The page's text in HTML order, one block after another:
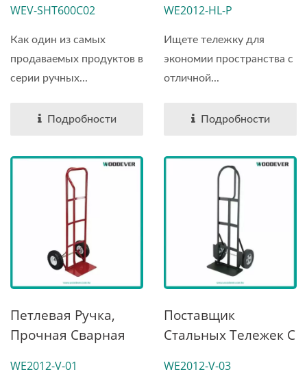
Проколостойкими
Шинами
WEV-SHT600C02
Как один из самых
продаваемых продуктов в
серии ручных...
Подробности
Тележка
(грузоподъемность
200 Кг)
WE2012-HL-P
Ищете тележку для
экономии пространства с
отличной...
Подробности
Петлевая Ручка,
Прочная Сварная
Ручная Тележка
WE2012-V-01
Поставщик
Стальных Тележек С
Резиновыми
WE2012-V-03